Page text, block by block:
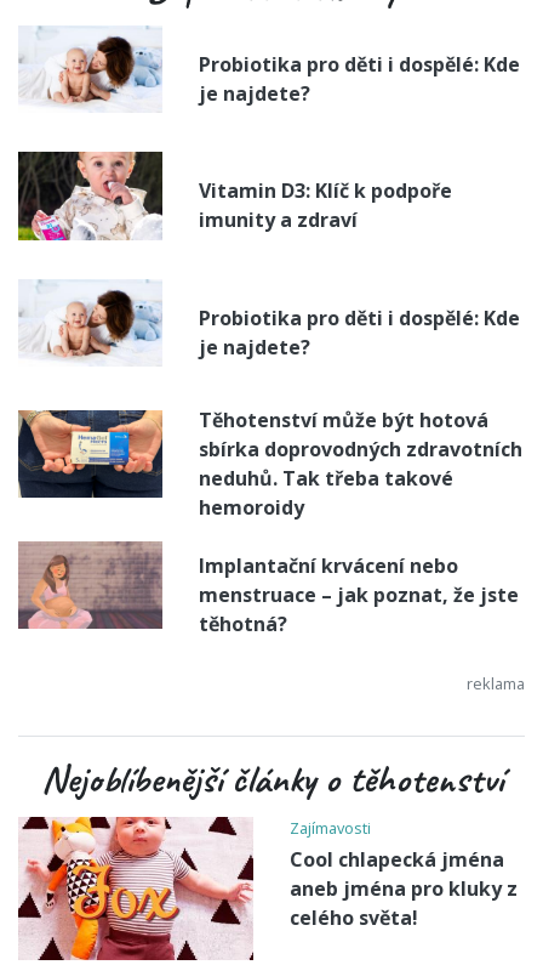
Probiotika pro děti i dospělé: Kde
je najdete?
Vitamin D3: Klíč k podpoře
imunity a zdraví
Probiotika pro děti i dospělé: Kde
je najdete?
Těhotenství může být hotová
sbírka doprovodných zdravotních
neduhů. Tak třeba takové
hemoroidy
Implantační krvácení nebo
menstruace – jak poznat, že jste
těhotná?
Nejoblíbenější články o těhotenství
Zajímavosti
Cool chlapecká jména
aneb jména pro kluky z
celého světa!